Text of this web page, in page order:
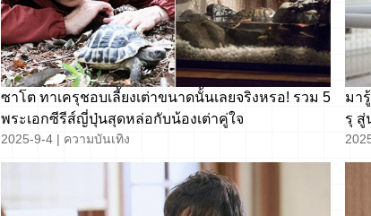
ซาโต ทาเครุชอบเลี้ยงเต่าขนาดนั้นเลยจริงหรอ! รวม 5
พระเอกซีรีส์ญี่ปุ่นสุดหล่อกับน้องเต่าคู่ใจ
2025-9-4 | ความบันเทิง
มา
รุ สู่